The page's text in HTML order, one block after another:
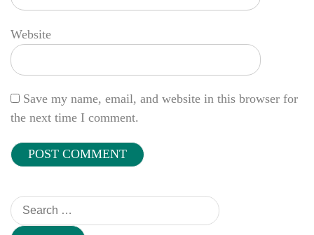
Website
Save my name, email, and website in this browser for
the next time I comment.
Search
for: